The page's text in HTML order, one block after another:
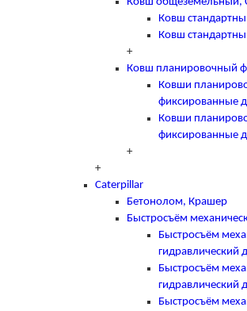
Ковш
Ковш
+
Ковш планировочный
Ковши
фиксированные
Ковши
фиксированные
+
+
Caterpillar
Бетонолом, Крашер
Быстросъём
Быстросъём
гидравлический
Быстросъём
гидравлический
Быстросъём